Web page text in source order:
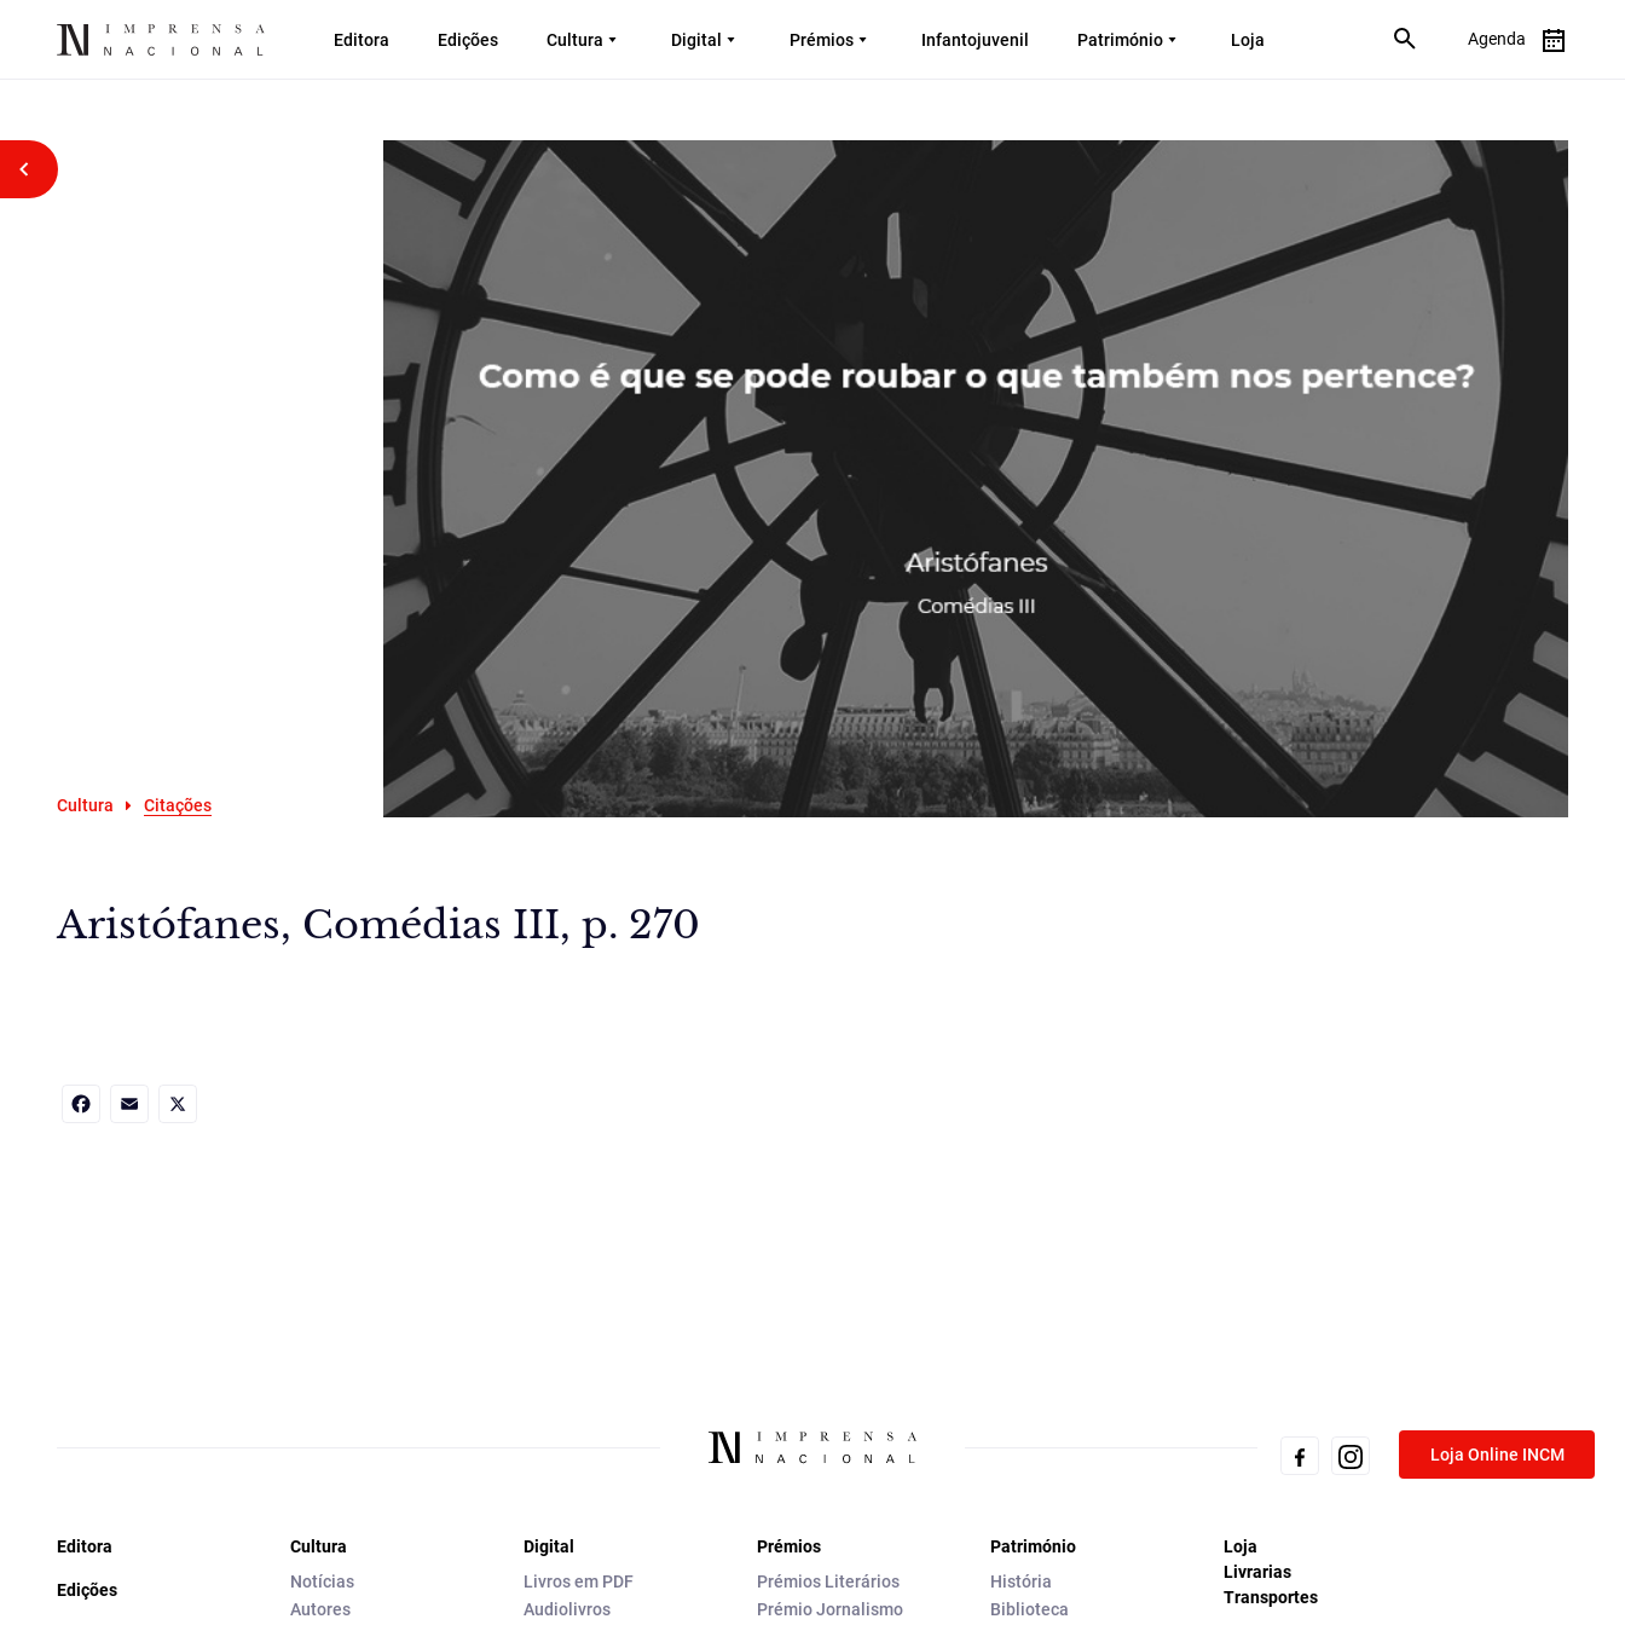
Editora Edições Cultura Digital Prémios Infantojuvenil Património Loja Agenda
Voltar atrás
Cultura Citações
Aristófanes, Comédias III, p. 270
Loja Online INCM
Editora
Edições
Cultura
Notícias
Autores
Digital
Livros em PDF
Audiolivros
Prémios
Prémios Literários
Prémio Jornalismo
Património
História
Biblioteca
Loja
Livrarias
Transportes